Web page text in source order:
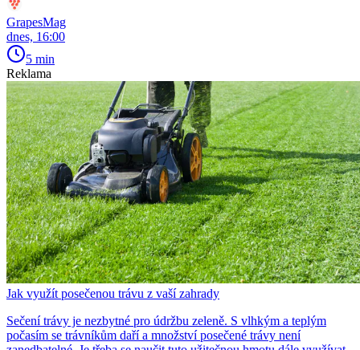
GrapesMag
dnes, 16:00
5 min
Reklama
Jak využít posečenou trávu z vaší zahrady
Sečení trávy je nezbytné pro údržbu zeleně. S vlhkým a teplým
počasím se trávníkům daří a množství posečené trávy není